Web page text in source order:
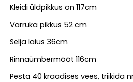
Kleidi üldpikkus on 117cm
Varruka pikkus 52 cm
Selja laius 36cm
Rinnaümbermõõt 116cm
Pesta 40 kraadises vees, triikida